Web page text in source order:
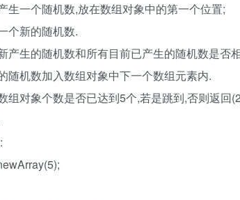
生一个随机数,放在数组对象中的第一个位置;
个新的随机数.
产生的随机数和所有目前已产生的随机数是否
随机数加入数组对象中下一个数组元素内.
组对象个数是否已达到5个,若是跳到,否则返回